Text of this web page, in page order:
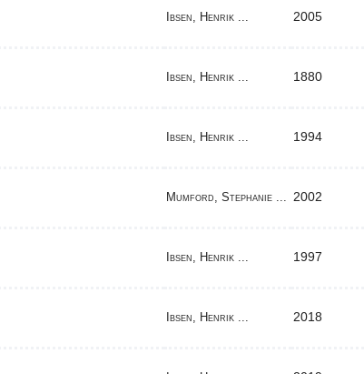
Ibsen, Henrik ... 2005
Ibsen, Henrik ... 1880
Ibsen, Henrik ... 1994
Mumford, Stephanie ... 2002
Ibsen, Henrik ... 1997
Ibsen, Henrik ... 2018